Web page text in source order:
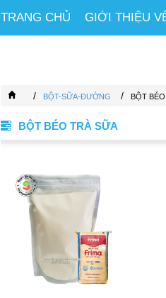
TRANG CHỦ GIỚI THIỆU
/ BỘT-SỮA-ĐƯỜNG / BỘT
BỘT BÉO TRÀ SỮA